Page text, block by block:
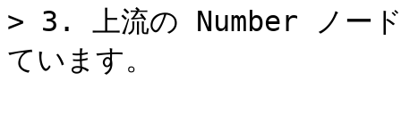
> 3. 上流の Number ノード
ています。